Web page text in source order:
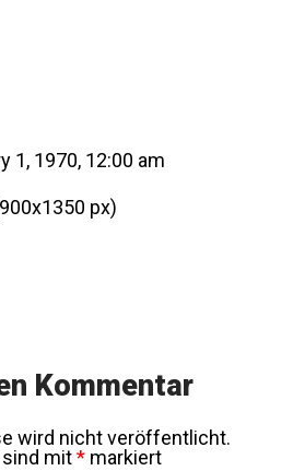
1, 1970, 12:00 am
px)
Kommentar
wird nicht veröffentlicht.
sind mit* markiert